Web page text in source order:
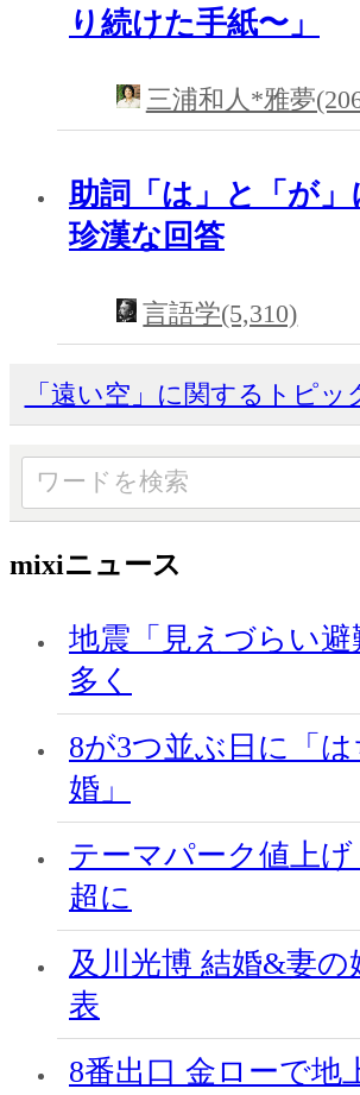
り続けた手紙〜」
三浦和人*雅夢
助詞「は」と「が
珍漢な回答
言語学(5,310)
「遠い空」に関するトピッ
mixiニュース
地震「見えづらい避
多く
8が3つ並ぶ日に「
婚」
テーマパーク値上げ
超に
及川光博 結婚&妻の
表
8番出口 金ローで地